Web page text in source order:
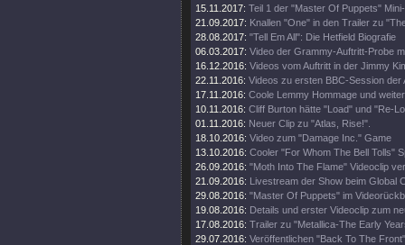
15.11.2017: Teil 1 der "Master Of Puppets"
21.09.2017: Knallen "One" in den Trailer zu
28.08.2017: "Tell Em All": Die Hetfield Biografie
06.03.2017: Video der Grammy-Auftritt-Probe
16.12.2016: Videos vom Auftritt in der Jimmy
22.11.2016: Videos zu ersten BBC-Session der
17.11.2016: Coole Lemmy Hommage und
10.11.2016: Cliff Burton hätte "Load" und "Re-
01.11.2016: Neuer Clip zu "Atlas, Rise!".
18.10.2016: Video zum "Damage Inc." Game
13.10.2016: Cooler "For Whom The Bell Tolls"
26.09.2016: "Moth Into The Flame" Videoclip
21.09.2016: Livestream der Show beim Global
29.08.2016: "Master Of Puppets" im
19.08.2016: Details und erster Videoclip zum
17.08.2016: Trailer zu "Metallica-The Early
29.07.2016: Veröffentlichen "Back To The